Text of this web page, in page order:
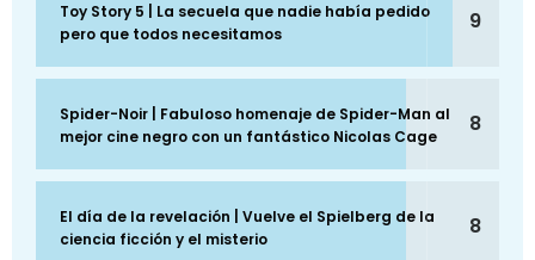
Toy Story 5 | La secuela que nadie había pedido
pero que todos necesitamos
9
Spider-Noir | Fabuloso homenaje de Spider-Man al
mejor cine negro con un fantástico Nicolas Cage
8
El día de la revelación | Vuelve el Spielberg de la
ciencia ficción y el misterio
8